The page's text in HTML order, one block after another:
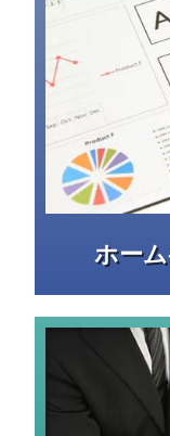
ホー